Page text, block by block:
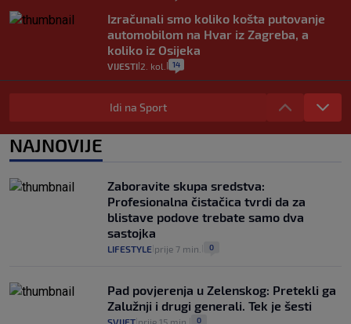
Izračunali smo koliko košta putovanje
automobilom na Hvar iz Zagreba, a
koliko iz Osijeka
VIJESTI 2. kol. 14
"Kći je otišla na more, a zaboravila
zdravstvenu iskaznicu". Kakva su prava
pacijenata izvan mjesta prebivališta?
1
Plenković na 15 dana ukine mjere: "Ne bi
se dogodilo ništa. Vlada se zaljubila u te
intervencije"
30. srp. 25
Idi na Sport
NAJNOVIJE
Zaboravite skupa sredstva:
Profesionalna čistačica tvrdi da za
blistave podove trebate samo dva
sastojka
LIFESTYLE prije 7 min. 0
Pad povjerenja u Zelenskog: Pretekli ga
Zalužnji i drugi generali. Tek je šesti
0